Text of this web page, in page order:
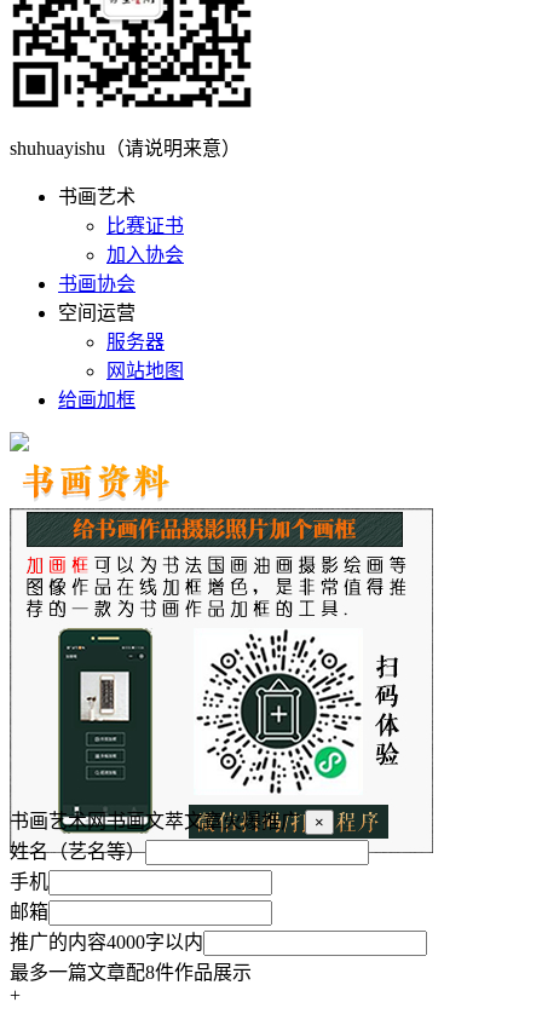
shuhuayishu（请说明来意）
书画艺术
比赛证书
加入协会
书画协会
空间运营
服务器
网站地图
给画加框
书画艺术网书画文萃文章火爆推广 ×
姓名（艺名等）
手机
邮箱
推广的内容4000字以内
最多一篇文章配8件作品展示
+